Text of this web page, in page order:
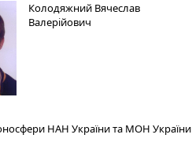
Колодяжний Вячеслав
Валерійович
НАН України та МОН України